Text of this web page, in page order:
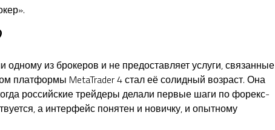
из брокеров и не предоставляет услуги, связанные
платформы MetaTrader 4 стал её солидный возраст. Она
российские трейдеры делали первые шаги по форекс-
а интерфейс понятен и новичку, и опытному